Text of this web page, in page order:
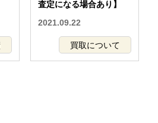
査定になる場合あり】
2021.09.22
買取について